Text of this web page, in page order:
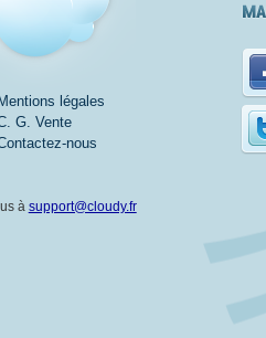
Mentions légales
G. Vente
nous
à support@cloudy.fr